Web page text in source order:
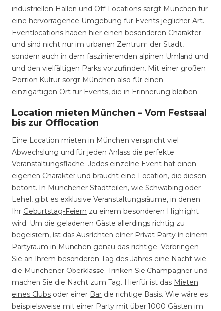
industriellen Hallen und Off-Locations sorgt München für
eine hervorragende Umgebung für Events jeglicher Art.
Eventlocations haben hier einen besonderen Charakter
und sind nicht nur im urbanen Zentrum der Stadt,
sondern auch in dem faszinierenden alpinen Umland und
und den vielfältigen Parks vorzufinden. Mit einer großen
Portion Kultur sorgt München also für einen
einzigartigen Ort für Events, die in Erinnerung bleiben.
Location mieten München – Vom Festsaal
bis zur Offlocation
Eine Location mieten in München verspricht viel
Abwechslung und für jeden Anlass die perfekte
Veranstaltungsfläche. Jedes einzelne Event hat einen
eigenen Charakter und braucht eine Location, die diesen
betont. In Münchener Stadtteilen, wie Schwabing oder
Lehel, gibt es exklusive Veranstaltungsräume, in denen
Ihr Geburtstag-Feiern zu einem besonderen Highlight
wird. Um die geladenen Gäste allerdings richtig zu
begeistern, ist das Ausrichten einer Privat Party in einem
Partyraum in München genau das richtige. Verbringen
Sie an Ihrem besonderen Tag des Jahres eine Nacht wie
die Münchener Oberklasse. Trinken Sie Champagner und
machen Sie die Nacht zum Tag. Hierfür ist das Mieten
eines Clubs oder einer Bar die richtige Basis. Wie wäre es
beispielsweise mit einer Party mit über 1000 Gästen im